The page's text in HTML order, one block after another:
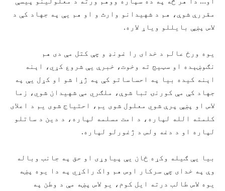
مقررې شوې، هم د شهیدانو وارث و او هم یې په جهاد کې د
لاس پښې بایللو ویاړ لاره.
یوه ورځ عالم د خدای را غونډ و چې کتل مې دی هم
نګوښېده او سټیج ته وخوت، خبرې یې شروع کړي، اېنه
اېنه کیده بیا په احساساتو کې په ژړا شو او کړل یې په
جهاد کې مې کورنۍ تبا شوې، ملګري مې شهیدان شوي، زما
لاس او پښې پرې شوي معلول شوی یم، احتیاج شوی یم د اعلای
کلمته الله لپاره، د امت مسلمه لپاره، د دین د ساتلو
لپاره او د دغه ولس د ژغورلو لپاره.
بیا یې ګیله وکړه ځان یې پیاوړی او حق په جانب وباله
وې په خدای چې سرکار اوس هم واک راکړي په دا یوه پښه
یوه لاس طالب درته ایل کوم، یو لاس پښه مې د وطن په